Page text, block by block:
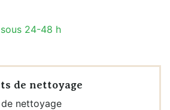
24-48 h
de nettoyage
nettoyage